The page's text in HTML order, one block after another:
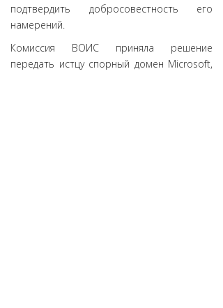
подтвердить добросовестность его
намерений.
Комиссия ВОИС приняла решение
передать истцу спорный домен Microsoft,